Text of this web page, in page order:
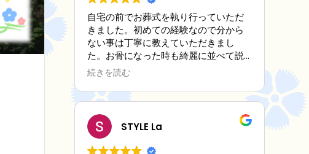
自宅の前でお葬式を執り行っていただ
きました。初めての経験なので分から
ない事は丁寧に教えていただきまし
た。お骨になった時も綺麗に並べて説
明を受けました。
全て納得しながら進めていただき感謝
しております。
続きを読む
STYLE La